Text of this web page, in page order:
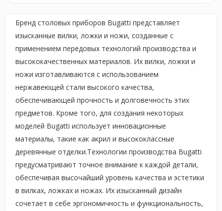
Бренд столовых приборов Bugatti представляет
изысканные вилки, ложки и ножи, созданные с
применением передовых технологий производства и
высококачественных материалов. Их вилки, ложки и
ножи изготавливаются с использованием
нержавеющей стали высокого качества,
обеспечивающей прочность и долговечность этих
предметов. Кроме того, для создания некоторых
моделей Bugatti использует инновационные
материалы, такие как акрил и высококлассные
деревянные отделки.Технологии производства Bugatti
предусматривают точное внимание к каждой детали,
обеспечивая высочайший уровень качества и эстетики
в вилках, ложках и ножах. Их изысканный дизайн
сочетает в себе эргономичность и функциональность,